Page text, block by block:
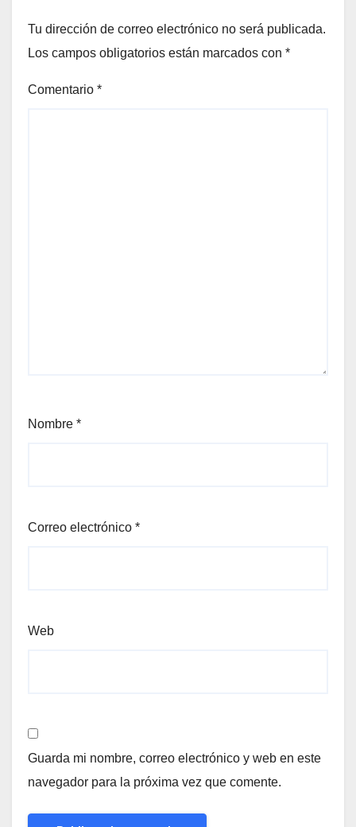
Tu dirección de correo electrónico no será publicada.
Los campos obligatorios están marcados con *
Comentario *
Nombre *
Correo electrónico *
Web
Guarda mi nombre, correo electrónico y web en este
navegador para la próxima vez que comente.